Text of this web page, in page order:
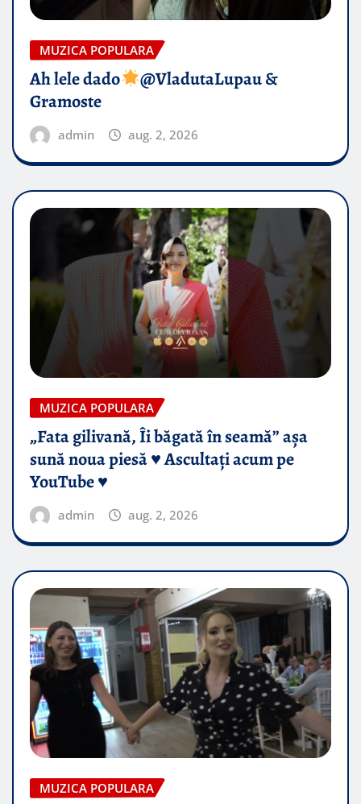
MUZICA POPULARA
Ah lele dado​
@VladutaLupau &
Gramoste
admin aug. 2, 2026
MUZICA POPULARA
„Fata gilivană, Îi băgată în seamă” așa
sună noua piesă ♥️ Ascultați acum pe
YouTube ♥️
admin aug. 2, 2026
MUZICA POPULARA